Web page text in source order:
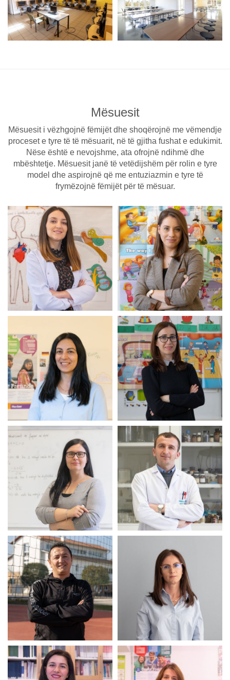
Mësuesit
Mësuesit i vëzhgojnë fëmijët dhe shoqërojnë me vëmendje
proceset e tyre të të mësuarit, në të gjitha fushat e edukimit.
Nëse është e nevojshme, ata ofrojnë ndihmë dhe
mbështetje. Mësuesit janë të vetëdijshëm për rolin e tyre
model dhe aspirojnë që me entuziazmin e tyre të
frymëzojnë fëmijët për të mësuar.